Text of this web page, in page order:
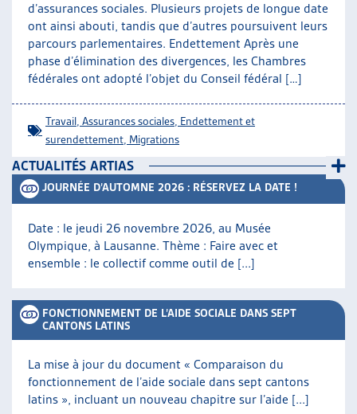
d’assurances sociales. Plusieurs projets de longue date
ont ainsi abouti, tandis que d’autres poursuivent leurs
parcours parlementaires. Endettement Après une
phase d’élimination des divergences, les Chambres
fédérales ont adopté l’objet du Conseil fédéral […]
Travail Assurances sociales Endettement et
surendettement Migrations
ACTUALITÉS ARTIAS
JOURNÉE D’AUTOMNE 2026 : RÉSERVEZ LA DATE !
Date : le jeudi 26 novembre 2026, au Musée
Olympique, à Lausanne. Thème : Faire avec et
ensemble : le collectif comme outil de [...]
FONCTIONNEMENT DE L’AIDE SOCIALE DANS SEPT
CANTONS LATINS
La mise à jour du document « Comparaison du
fonctionnement de l’aide sociale dans sept cantons
latins », incluant un nouveau chapitre sur l’aide [...]